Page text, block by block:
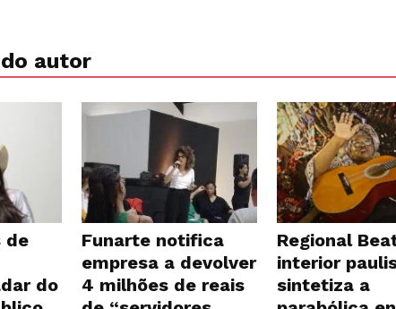
autor
de
do
Funarte notifica
empresa a devolver
4 milhões de reais
Regional
interior
sintetiza a